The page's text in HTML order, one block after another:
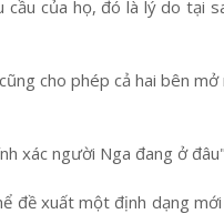
cầu của họ, đó là lý do tại
cho phép cả hai bên
xác người Nga đang ở
đề xuất một định dạng